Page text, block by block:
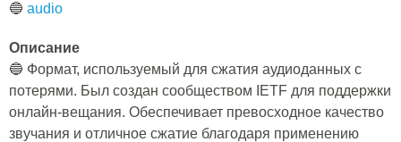
🔵 audio
Описание
🔵 Формат, используемый для сжатия аудиоданных с
потерями. Был создан сообществом IETF для поддержки
онлайн-вещания. Обеспечивает превосходное качество
звучания и отличное сжатие благодаря применению